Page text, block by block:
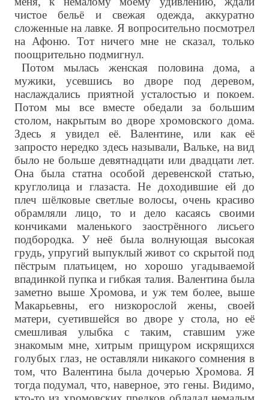
чистое бельё и свежая одежда, аккуратно
сложенные на лавке. Я вопросительно посмотрел
на Афоню. Тот ничего мне не сказал, только
поощрительно подмигнул.
Потом мылась женская половина дома, а
мужики, усевшись во дворе под деревом,
наслаждались приятной усталостью и покоем.
Потом мы все вместе обедали за большим
столом, накрытым во дворе хромовского дома.
Здесь я увидел её. Валентине, или как её
запросто нередко здесь называли, Вальке, на вид
было не больше девятнадцати или двадцати лет.
Она была статна особой деревенской статью,
круглолица и глазаста. Не доходившие ей до
плеч шёлковые светлые волосы, очень красиво
обрамляли лицо, то и дело касаясь своими
кончиками маленького заострённого лисьего
подбородка. У неё была волнующая высокая
грудь, упругий выпуклый живот со скрытой под
пёстрым платьицем, но хорошо угадываемой
впадинкой пупка и гибкая талия. Валентина была
заметно выше Хромова, и уж тем более, выше
Макарьевны, его низкорослой жены, своей
матери, суетившейся во дворе у стола, но её
смешливая улыбка с таким, ставшим уже
знакомым мне, хитрым прищуром искрящихся
голубых глаз, не оставляли никакого сомнения в
том, что Валентина была дочерью Хромова. Я
тогда подумал, что, наверное, это гены. Видимо,